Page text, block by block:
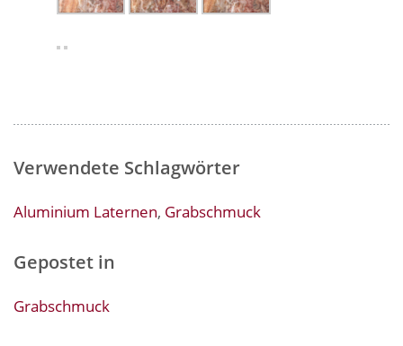
Verwendete Schlagwörter
Aluminium Laternen, Grabschmuck
Gepostet in
Grabschmuck